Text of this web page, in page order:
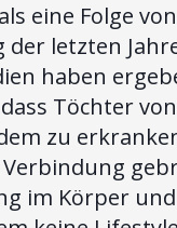
eine Folge
der letzten
haben
Töchter
zu
im Körper